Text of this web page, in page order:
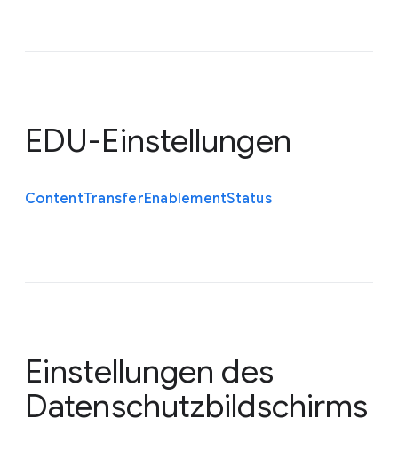
EDU-Einstellungen
ContentTransferEnablementStatus
Einstellungen des
Datenschutzbildschirms